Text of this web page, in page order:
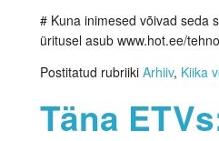
# Kuna inimesed võivad seda
üritusel asub www.hot.ee/
Postitatud rubriikiArhiiv, Kiika
Täna